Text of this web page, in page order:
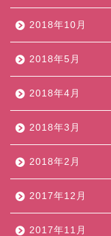
2018年10月
2018年5月
2018年4月
2018年3月
2018年2月
2017年12月
2017年11月